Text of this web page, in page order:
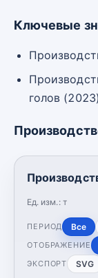
Ключевые
голов (2023)
Ед. изм.: т
ПЕРИОД Все
ОТОБРАЖЕНИЕ
ЭКСПОРТ SVG